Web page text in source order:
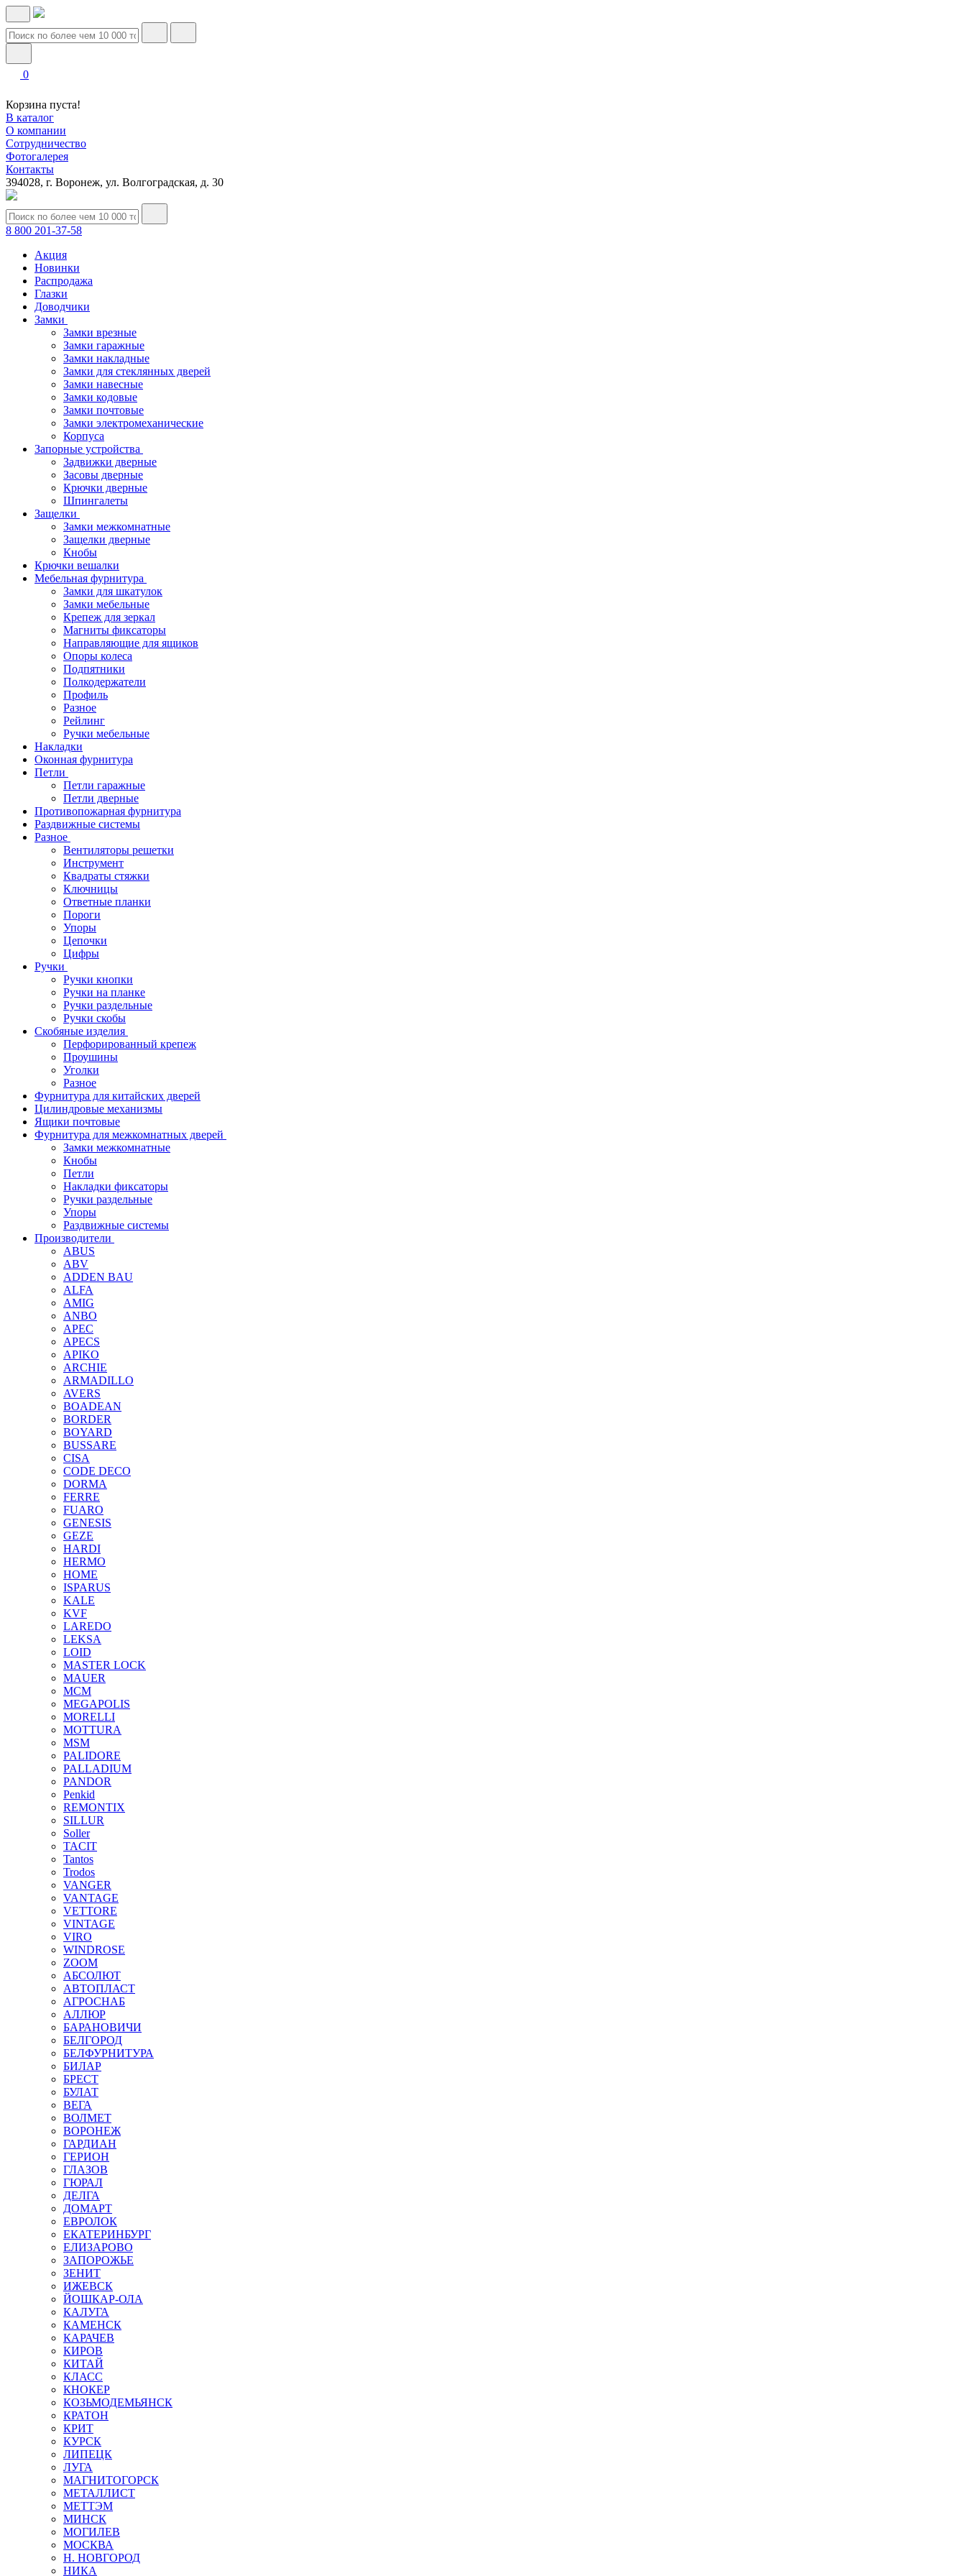
0
Корзина пуста!
В каталог
О компании
Сотрудничество
Фотогалерея
Контакты
394028, г. Воронеж, ул. Волгоградская, д. 30
8 800 201-37-58
Акция
Новинки
Распродажа
Глазки
Доводчики
Замки
Замки врезные
Замки гаражные
Замки накладные
Замки для стеклянных дверей
Замки навесные
Замки кодовые
Замки почтовые
Замки электромеханические
Корпуса
Запорные устройства
Задвижки дверные
Засовы дверные
Крючки дверные
Шпингалеты
Защелки
Замки межкомнатные
Защелки дверные
Кнобы
Крючки вешалки
Мебельная фурнитура
Замки для шкатулок
Замки мебельные
Крепеж для зеркал
Магниты фиксаторы
Направляющие для ящиков
Опоры колеса
Подпятники
Полкодержатели
Профиль
Разное
Рейлинг
Ручки мебельные
Накладки
Оконная фурнитура
Петли
Петли гаражные
Петли дверные
Противопожарная фурнитура
Раздвижные системы
Разное
Вентиляторы решетки
Инструмент
Квадраты стяжки
Ключницы
Ответные планки
Пороги
Упоры
Цепочки
Цифры
Ручки
Ручки кнопки
Ручки на планке
Ручки раздельные
Ручки скобы
Скобяные изделия
Перфорированный крепеж
Проушины
Уголки
Разное
Фурнитура для китайских дверей
Цилиндровые механизмы
Ящики почтовые
Фурнитура для межкомнатных дверей
Замки межкомнатные
Кнобы
Петли
Накладки фиксаторы
Ручки раздельные
Упоры
Раздвижные системы
Производители
ABUS
ABV
ADDEN BAU
ALFA
AMIG
ANBO
APEC
APECS
APIKO
ARCHIE
ARMADILLO
AVERS
BOADEAN
BORDER
BOYARD
BUSSARE
CISA
CODE DECO
DORMA
FERRE
FUARO
GENESIS
GEZE
HARDI
HERMO
HOMЕ
ISPARUS
KALE
KVF
LAREDO
LEKSA
LOID
MASTER LOCK
MAUER
MCM
MEGAPOLIS
MORELLI
MOTTURA
MSM
PALIDORE
PALLADIUM
PANDOR
Penkid
REMONTIX
SILLUR
Soller
TACIT
Tantos
Trodos
VANGER
VANTAGE
VETTORE
VINTAGE
VIRO
WINDROSE
ZOOM
АБСОЛЮТ
АВТОПЛАСТ
АГРОСНАБ
АЛЛЮР
БАРАНОВИЧИ
БЕЛГОРОД
БЕЛФУРНИТУРА
БИЛАР
БРЕСТ
БУЛАТ
ВЕГА
ВОЛМЕТ
ВОРОНЕЖ
ГАРДИАН
ГЕРИОН
ГЛАЗОВ
ГЮРАЛ
ДЕЛГА
ДОМАРТ
ЕВРОЛОК
ЕКАТЕРИНБУРГ
ЕЛИЗАРОВО
ЗАПОРОЖЬЕ
ЗЕНИТ
ИЖЕВСК
ЙОШКАР-ОЛА
КАЛУГА
КАМЕНСК
КАРАЧЕВ
КИРОВ
КИТАЙ
КЛАСС
КНОКЕР
КОЗЬМОДЕМЬЯНСК
КРАТОН
КРИТ
КУРСК
ЛИПЕЦК
ЛУГА
МАГНИТОГОРСК
МЕТАЛЛИСТ
МЕТТЭМ
МИНСК
МОГИЛЕВ
МОСКВА
Н. НОВГОРОД
НИКА